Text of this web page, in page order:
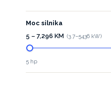
Moc silnika
5 – 7,296 KM (3.7–5436 kW)
5 hp